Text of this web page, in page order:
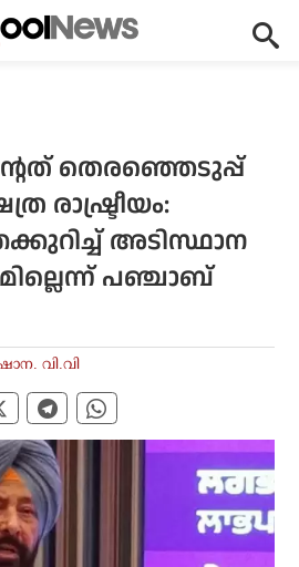
തെരഞ്ഞെടുപ്പ്
രാഷ്ട്രീയം:
അടിസ്ഥാന
പഞ്ചാബ്
വി.വി